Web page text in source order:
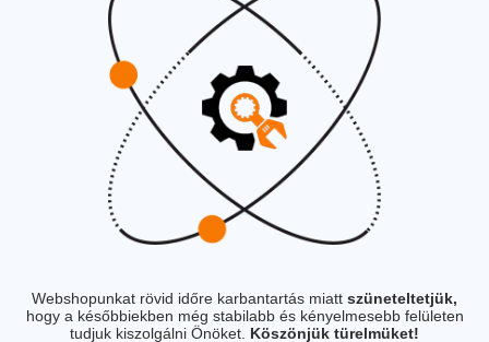
Webshopunkat rövid időre karbantartás miatt szüneteltetjük,
hogy a későbbiekben még stabilabb és kényelmesebb felületen
tudjuk kiszolgálni Önöket. Köszönjük türelmüket!